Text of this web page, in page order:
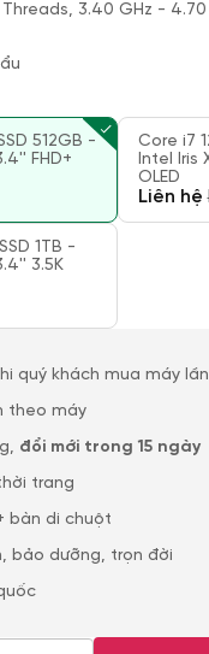
Threads, 3.40 GHz -
512GB -
FHD+
Core i7
Intel Iris
OLED
Liên hệ
1TB -
3.5K
quý khách mua máy
theo máy
đổi mới trong 15 ngày
trang
bàn di chuột
bảo dưỡng, trọn đời